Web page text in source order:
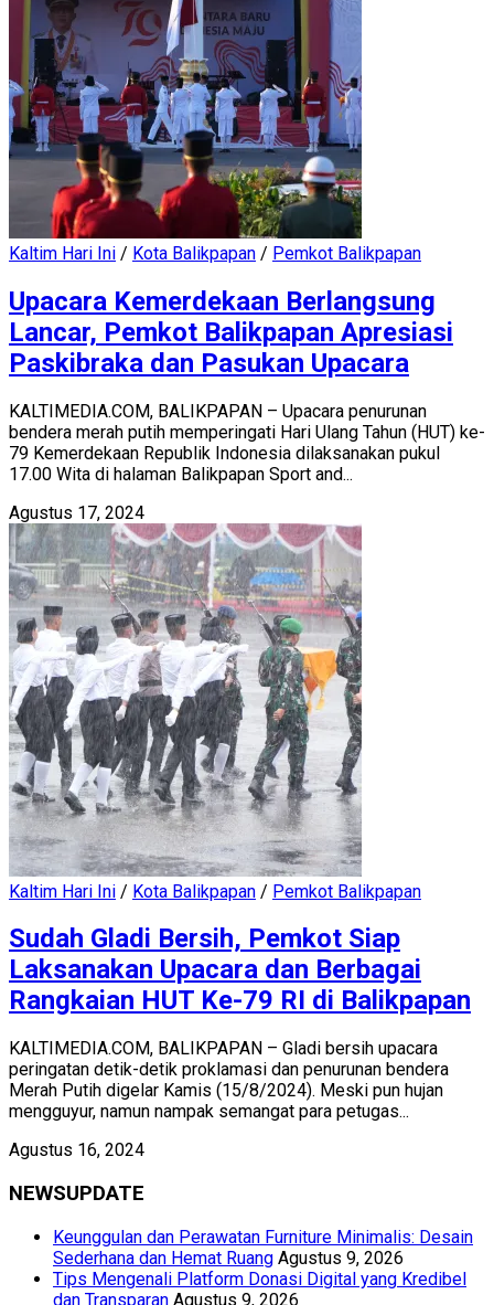
Kaltim Hari Ini / Kota Balikpapan / Pemkot Balikpapan
Upacara Kemerdekaan Berlangsung
Lancar, Pemkot Balikpapan Apresiasi
Paskibraka dan Pasukan Upacara
KALTIMEDIA.COM, BALIKPAPAN – Upacara penurunan
bendera merah putih memperingati Hari Ulang Tahun (HUT) ke-
79 Kemerdekaan Republik Indonesia dilaksanakan pukul
17.00 Wita di halaman Balikpapan Sport and...
Agustus 17, 2024
Kaltim Hari Ini / Kota Balikpapan / Pemkot Balikpapan
Sudah Gladi Bersih, Pemkot Siap
Laksanakan Upacara dan Berbagai
Rangkaian HUT Ke-79 RI di Balikpapan
KALTIMEDIA.COM, BALIKPAPAN – Gladi bersih upacara
peringatan detik-detik proklamasi dan penurunan bendera
Merah Putih digelar Kamis (15/8/2024). Meski pun hujan
mengguyur, namun nampak semangat para petugas...
Agustus 16, 2024
NEWSUPDATE
Keunggulan dan Perawatan Furniture Minimalis: Desain
Sederhana dan Hemat Ruang Agustus 9, 2026
Tips Mengenali Platform Donasi Digital yang Kredibel
dan Transparan Agustus 9, 2026